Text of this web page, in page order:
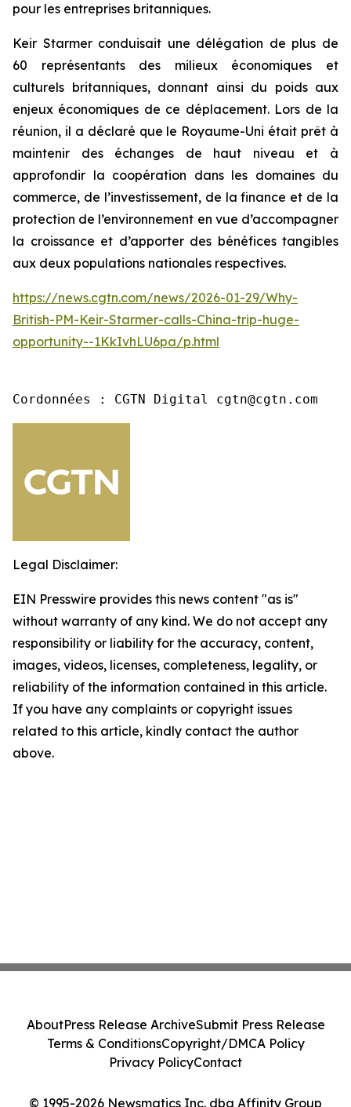
pour les entreprises britanniques.
Keir Starmer conduisait une délégation de plus de
60 représentants des milieux économiques et
culturels britanniques, donnant ainsi du poids aux
enjeux économiques de ce déplacement. Lors de la
réunion, il a déclaré que le Royaume-Uni était prêt à
maintenir des échanges de haut niveau et à
approfondir la coopération dans les domaines du
commerce, de l’investissement, de la finance et de la
protection de l’environnement en vue d’accompagner
la croissance et d’apporter des bénéfices tangibles
aux deux populations nationales respectives.
https://news.cgtn.com/news/2026-01-29/Why-
British-PM-Keir-Starmer-calls-China-trip-huge-
opportunity--1KkIvhLU6pa/p.html
Cordonnées : CGTN Digital cgtn@cgtn.com
Legal Disclaimer:
EIN Presswire provides this news content "as is"
without warranty of any kind. We do not accept any
responsibility or liability for the accuracy, content,
images, videos, licenses, completeness, legality, or
reliability of the information contained in this article.
If you have any complaints or copyright issues
related to this article, kindly contact the author
above.
© 1995-2026 Newsmatics Inc. dba Affinity Group
AboutPress Release ArchiveSubmit Press Release
Terms & ConditionsCopyright/DMCA Policy
Privacy PolicyContact